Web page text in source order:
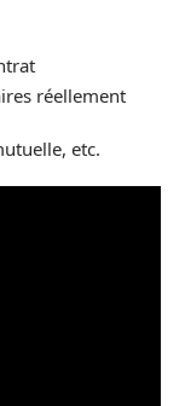
réellement
etc.